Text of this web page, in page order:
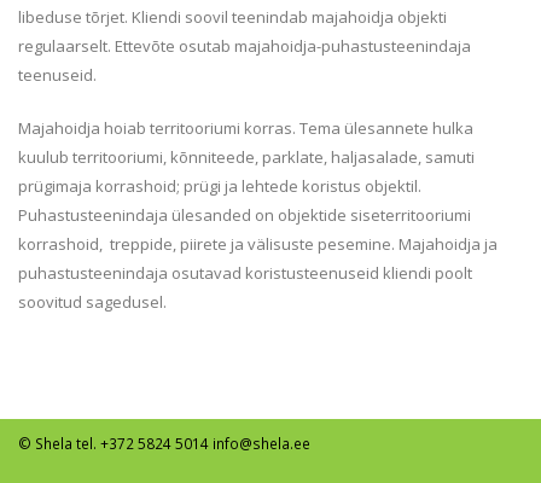
libeduse tõrjet. Kliendi soovil teenindab majahoidja objekti
regulaarselt. Ettevõte osutab majahoidja-puhastusteenindaja
teenuseid.
Majahoidja hoiab territooriumi korras. Tema ülesannete hulka
kuulub territooriumi, kõnniteede, parklate, haljasalade, samuti
prügimaja korrashoid; prügi ja lehtede koristus objektil.
Puhastusteenindaja ülesanded on objektide siseterritooriumi
korrashoid, treppide, piirete ja välisuste pesemine. Majahoidja ja
puhastusteenindaja osutavad koristusteenuseid kliendi poolt
soovitud sagedusel.
© Shela tel. +372 5824 5014 info@shela.ee